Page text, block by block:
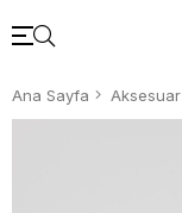
Ana Sayfa Aksesuar